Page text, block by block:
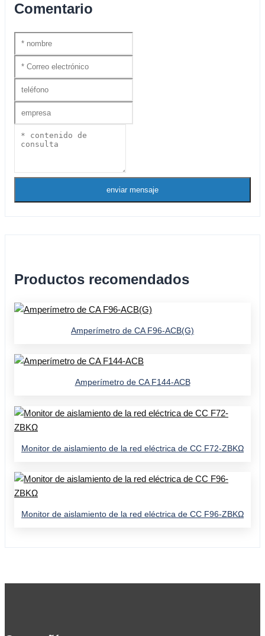
Comentario
enviar mensaje
Productos recomendados
Amperímetro de CA F96-ACB(G)
Amperímetro de CA F144-ACB
Monitor de aislamiento de la red eléctrica de CC F72-ZBKΩ
Monitor de aislamiento de la red eléctrica de CC F96-ZBKΩ